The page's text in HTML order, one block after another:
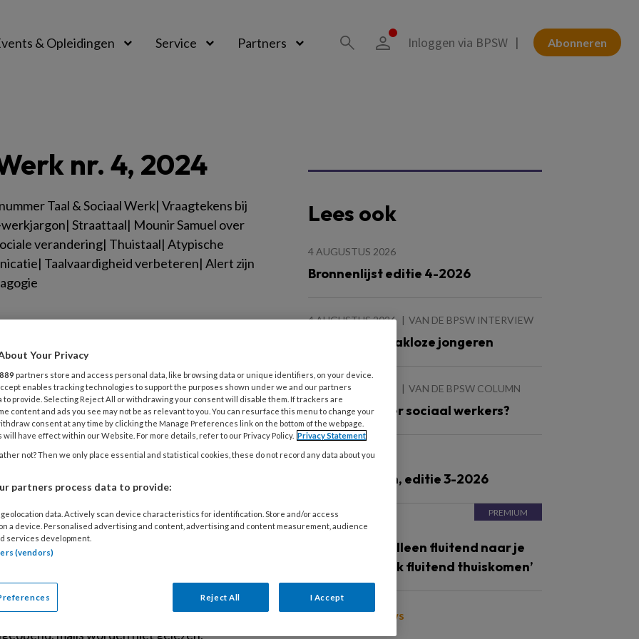
& Opleidingen Service Partners Abonneren
Inloggen via BPSW
nr. 4, 2024
Taal & Sociaal Werk| Vraagtekens bij
Straattaal| Mounir Samuel over
verandering| Thuistaal| Atypische
Taalvaardigheid verbeteren| Alert zijn
– Het belang
vanzelf. Sociaal werker van het jaar
Jager wees er al eerder op hoe talig de
is. Veel meer mensen dan vaak gedacht
miljoen mensen hebben bijvoorbeeld
lezen en schrijven. Brieven blijven
mails worden niet gelezen,
Lees ook
4 AUGUSTUS 2026
Bronnenlijst editie 4-2026
4 AUGUSTUS 2026 VAN DE BPSW INTERVIEW
Werken met dakloze jongeren
3 AUGUSTUS 2026 VAN DE BPSW COLUMN
Meer of minder sociaal werkers?
2 JUNI 2026
Bronnenlijsten, editie 3-2026
23 MEI 2026
Portret ‘Niet alleen fluitend naar je
werk, maar ook fluitend thuiskomen’
Toon meer nieuws
Your Privacy
889 partners store and access personal data, like browsing data or unique identifiers, on your device.
enables tracking technologies to support the purposes shown under we and our partners
to provide. Selecting Reject All or withdrawing your consent will disable them. If trackers are
content and ads you see may not be as relevant to you. You can resurface this menu to change your
consent at any time by clicking the Manage Preferences link on the bottom of the webpage.
will have effect within our Website. For more details, refer to our Privacy Policy. Privacy Statement
not? Then we only place essential and statistical cookies, these do not record any data about you
partners process data to provide:
data. Actively scan device characteristics for identification. Store and/or access
a device. Personalised advertising and content, advertising and content measurement, audience
services development.
(vendors)
Reject All I Accept